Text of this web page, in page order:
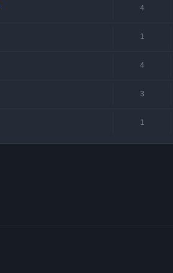
4
1
4
3
1